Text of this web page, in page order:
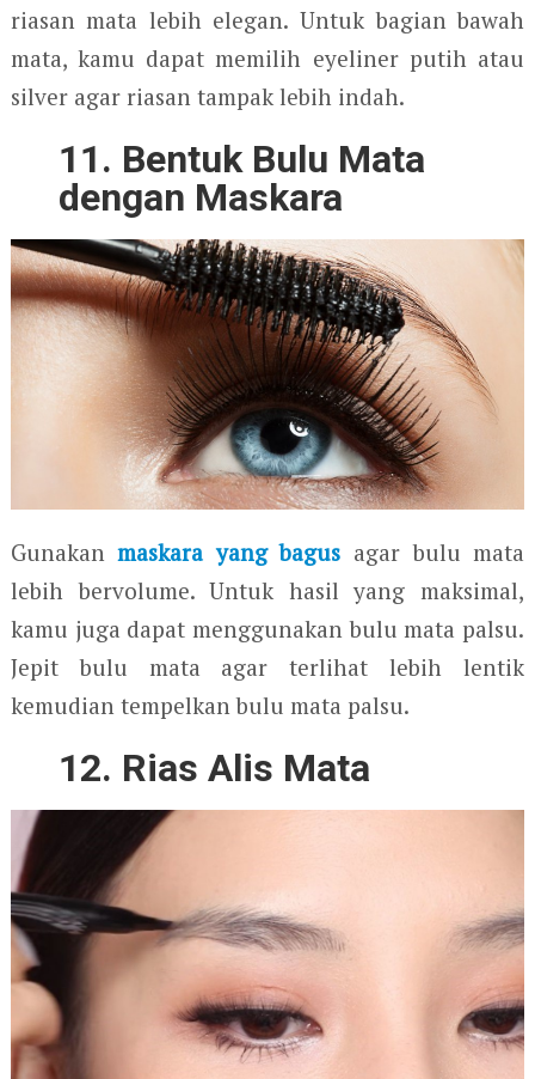
riasan mata lebih elegan. Untuk bagian bawah
mata, kamu dapat memilih eyeliner putih atau
silver agar riasan tampak lebih indah.
11. Bentuk Bulu Mata
dengan Maskara
Gunakanmaskara yang bagus agar bulu mata
lebih bervolume. Untuk hasil yang maksimal,
kamu juga dapat menggunakan bulu mata palsu.
Jepit bulu mata agar terlihat lebih lentik
kemudian tempelkan bulu mata palsu.
12. Rias Alis Mata